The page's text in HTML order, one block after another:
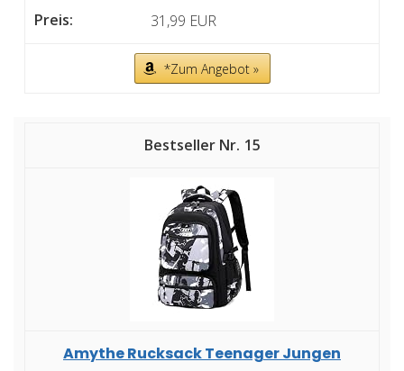
31,99 EUR
*Zum Angebot »
15
Amythe Rucksack Teenager Jungen